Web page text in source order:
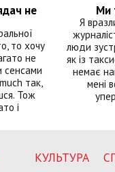
не
то хочу
не
сенсами
так,
Тож
і
Ми
Я
люди
як із
немає
мені
КУЛЬТУРА